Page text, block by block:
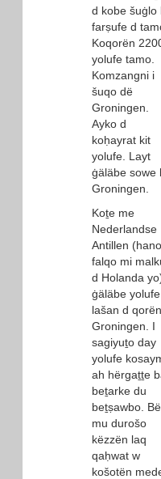
d kobe šuġlo
farṣufe d
Koqorën
yolufe tamo.
Komzangni i
šuqo dë
Groningen.
Ayko d
koḥayrat kit
yolufe. Layt
ġäläbe sowe
Groningen.
Koṯe me
Nederlandse
Antillen (hano
falqo mi
d Holanda
ġäläbe yolufe
lašan d
Groningen. I
sagiyuṯo day
yolufe
ah hërgaṯṯe
beṯarke du
beṯṣawbo.
mu durošo
këzzën laq
qaḥwat w
košotën